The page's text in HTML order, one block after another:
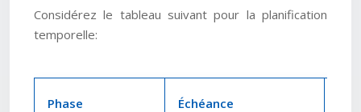
Considérez le tableau suivant pour la planification
temporelle:
Phase Échéance